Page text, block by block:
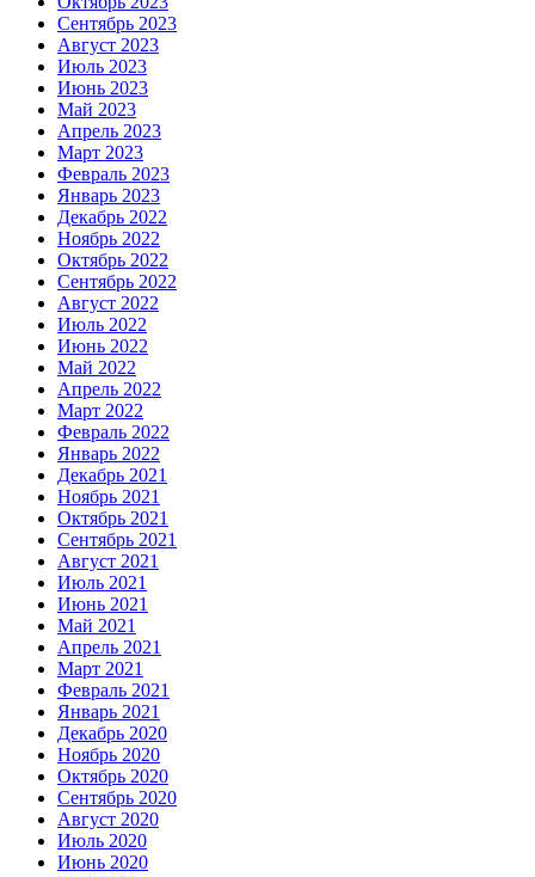
Сентябрь 2023
Август 2023
Июль 2023
Июнь 2023
Май 2023
Апрель 2023
Март 2023
Февраль 2023
Январь 2023
Декабрь 2022
Ноябрь 2022
Октябрь 2022
Сентябрь 2022
Август 2022
Июль 2022
Июнь 2022
Май 2022
Апрель 2022
Март 2022
Февраль 2022
Январь 2022
Декабрь 2021
Ноябрь 2021
Октябрь 2021
Сентябрь 2021
Август 2021
Июль 2021
Июнь 2021
Май 2021
Апрель 2021
Март 2021
Февраль 2021
Январь 2021
Декабрь 2020
Ноябрь 2020
Октябрь 2020
Сентябрь 2020
Август 2020
Июль 2020
Июнь 2020